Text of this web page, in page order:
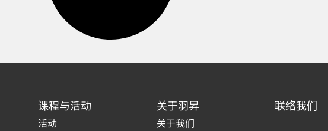
课程与活动
活动
关于羽昇
关于我们
联络我们